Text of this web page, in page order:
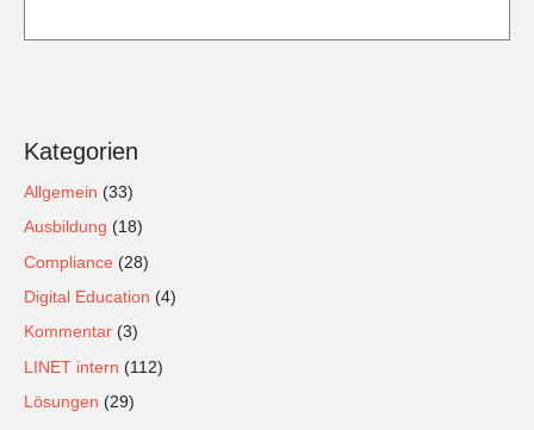
Kategorien
Allgemein (33)
Ausbildung (18)
Compliance (28)
Digital Education (4)
Kommentar (3)
LINET intern (112)
Lösungen (29)